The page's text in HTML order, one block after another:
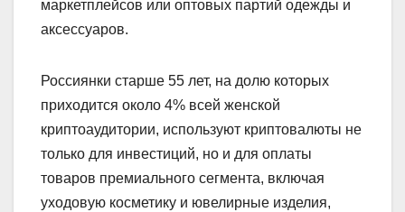
маркетплейсов или оптовых партий одежды и
аксессуаров.
Россиянки старше 55 лет, на долю которых
приходится около 4% всей женской
криптоаудитории, используют криптовалюты не
только для инвестиций, но и для оплаты
товаров премиального сегмента, включая
уходовую косметику и ювелирные изделия,